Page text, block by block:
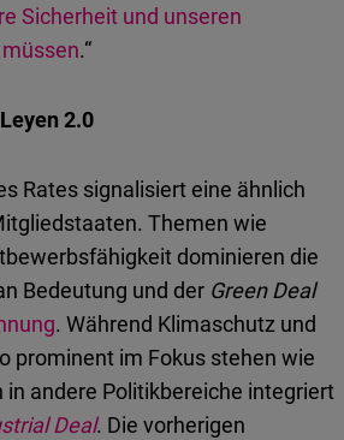
Sicherheit und unseren
.“
2.0
Rates signalisiert eine ähnlich
Themen wie
dominieren die
Bedeutung und der Green Deal
. Während Klimaschutz und
prominent im Fokus stehen wie
in andere Politikbereiche integriert
Deal. Die vorherigen